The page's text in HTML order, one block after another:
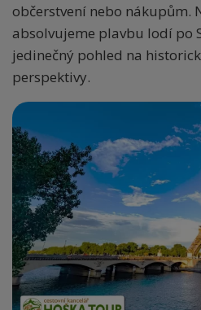
občerstvení nebo nákupům.
absolvujeme plavbu lodí po
jedinečný pohled na
perspektivy.